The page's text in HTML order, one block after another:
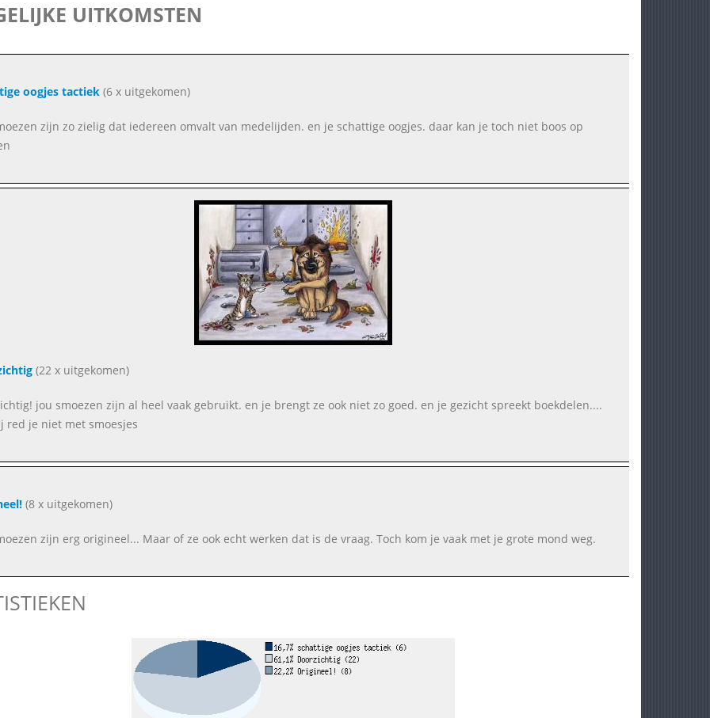
UITKOMSTEN
oogjes tactiek(6 x uitgekomen)
zijn zo zielig dat iedereen omvalt van medelijden. en je schattige oogjes. daar kan je toch niet boos op
(22 x uitgekomen)
jou smoezen zijn al heel vaak gebruikt. en je brengt ze ook niet zo goed. en je gezicht spreekt boekdelen....
red je niet met smoesjes
(8 x uitgekomen)
zijn erg origineel... Maar of ze ook echt werken dat is de vraag. Toch kom je vaak met je grote mond weg.